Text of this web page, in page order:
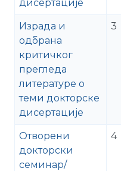
дисертације
Израда и
одбрана
критичког
прегледа
литературе о
теми докторске
дисертације
3
Отворени
докторски
семинар/
4